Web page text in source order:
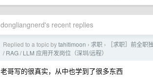
dongliangnerd's recent replies
Replied to a topic bytahitimoon › 求职 ›
［求职］前全
/ RAG / LLM 应用开发岗位（深圳/远程）
老哥写的很真实，从中也学到了很多东西